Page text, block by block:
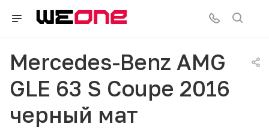
Mercedes-Benz AMG
GLE 63 S Coupe 2016
черный мат